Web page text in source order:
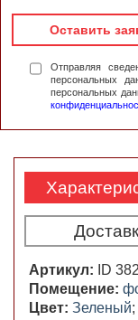
Оставить
Отправляя
персональных
персональных
Артикул:
ID
Помещение:
Цвет: Зеленый;